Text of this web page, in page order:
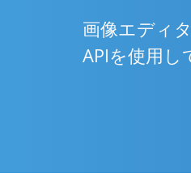
画像エディ
APIを使用し